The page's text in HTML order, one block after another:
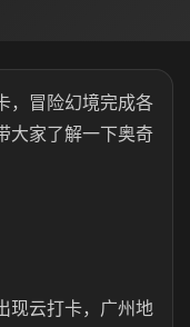
，冒险幻境完成各
大家了解一下奥奇
现云打卡，广州地